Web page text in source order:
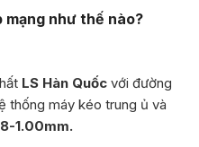
như thế nào?
LS Hàn Quốc với đường
thống máy kéo trung ủ và
1.00mm.